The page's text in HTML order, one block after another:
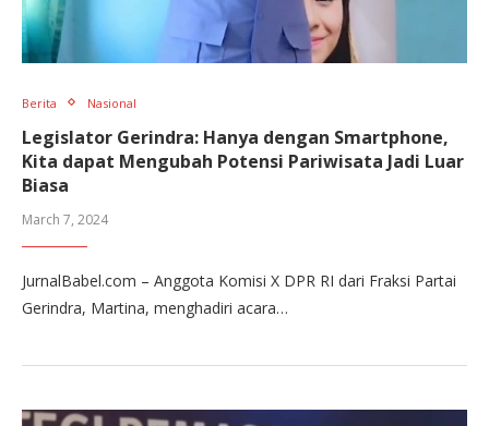
Berita Nasional
Legislator Gerindra: Hanya dengan Smartphone,
Kita dapat Mengubah Potensi Pariwisata Jadi Luar
Biasa
March 7, 2024
JurnalBabel.com – Anggota Komisi X DPR RI dari Fraksi Partai
Gerindra, Martina, menghadiri acara…